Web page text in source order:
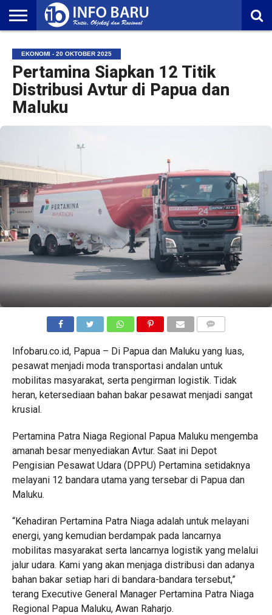
NASIONAL
AMBONIA
MALUKU
EKONOMI
POLITIK
OLAHRAGA
LIFESTYLE
REDAKSI
EKONOMI - 20 OKTOBER 2025
Pertamina Siapkan 12 Titik
Distribusi Avtur di Papua dan
Maluku
Infobaru.co.id, Papua – Di Papua dan Maluku yang luas,
pesawat menjadi moda transportasi andalan untuk
mobilitas masyarakat, serta pengirman logistik. Tidak
heran, ketersediaan bahan bakar pesawat menjadi sangat
krusial.
Pertamina Patra Niaga Regional Papua Maluku mengemba
amanah besar menyediakan Avtur. Saat ini Depot
Pengisian Pesawat Udara (DPPU) Pertamina setidaknya
melayani 12 bandara utama yang tersebar di Papua dan
Maluku.
“Kehadiran Pertamina Patra Niaga adalah untuk melayani
energi, yang kemudian berdampak pada lancarnya
mobilitas masyarakat serta lancarnya logistik yang melalui
jalur udara. Kami yang akan menjaga distribusi dan adanya
bahan bakar setiap hari di bandara-bandara tersebut,”
terang Executive General Manager Pertamina Patra Niaga
Regional Papua Maluku, Awan Raharjo.